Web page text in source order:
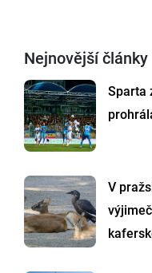
Nejnovější články
Sparta
V